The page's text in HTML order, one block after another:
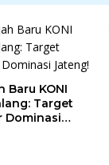
Baru KONI
Target
Dominasi